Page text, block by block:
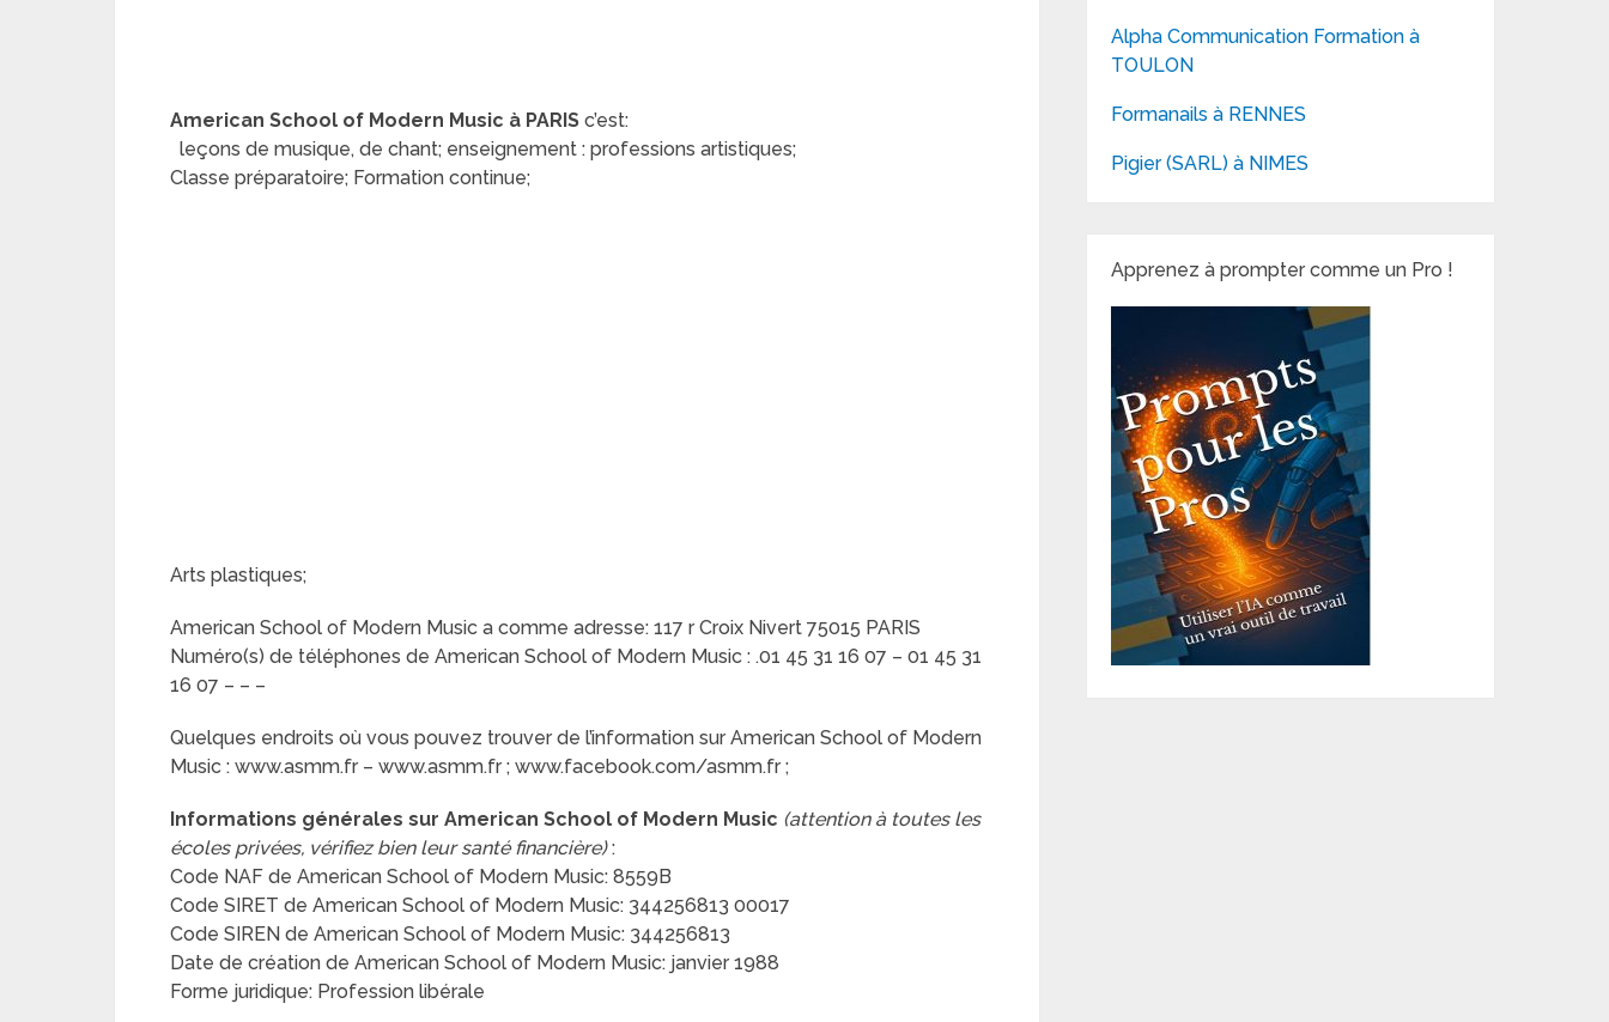
American School of Modern Music à PARIS c’est:
leçons de musique, de chant; enseignement : professions artistiques;
Classe préparatoire; Formation continue;
Arts plastiques;
American School of Modern Music a comme adresse: 117 r Croix Nivert 75015 PARIS
Numéro(s) de téléphones de American School of Modern Music : .01 45 31 16 07 – 01 45 31
16 07 – – –
Quelques endroits où vous pouvez trouver de l’information sur American School of Modern
Music : www.asmm.fr – www.asmm.fr ; www.facebook.com/asmm.fr ;
Informations générales sur American School of Modern Music (attention à toutes les
écoles privées, vérifiez bien leur santé financière):
Code NAF de American School of Modern Music: 8559B
Code SIRET de American School of Modern Music: 344256813 00017
Code SIREN de American School of Modern Music: 344256813
Date de création de American School of Modern Music: janvier 1988
Forme juridique: Profession libérale
Alpha Communication Formation à
TOULON
Formanails à RENNES
Pigier (SARL) à NIMES
Apprenez à prompter comme un Pro !